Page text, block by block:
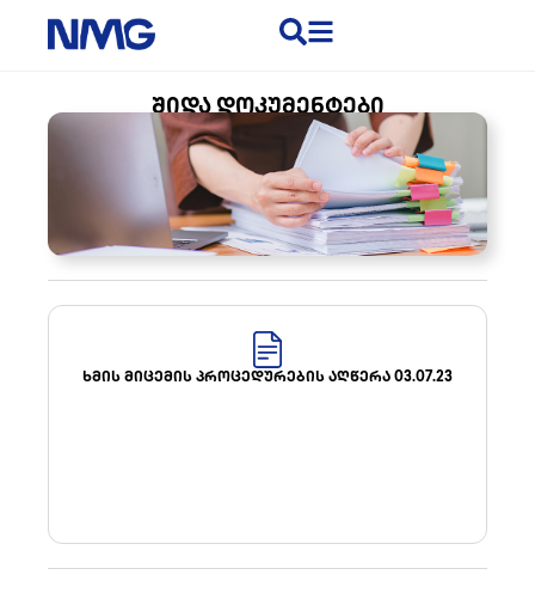
ᲨᲘᲓᲐ ᲓᲝᲙᲣᲛᲔᲜᲢᲔᲑᲘ
ᲮᲛᲘᲡ ᲛᲘᲪᲔᲛᲘᲡ ᲞᲠᲝᲪᲔᲓᲣᲠᲔᲑᲘᲡ ᲐᲦᲬᲔᲠᲐ 03.07.23